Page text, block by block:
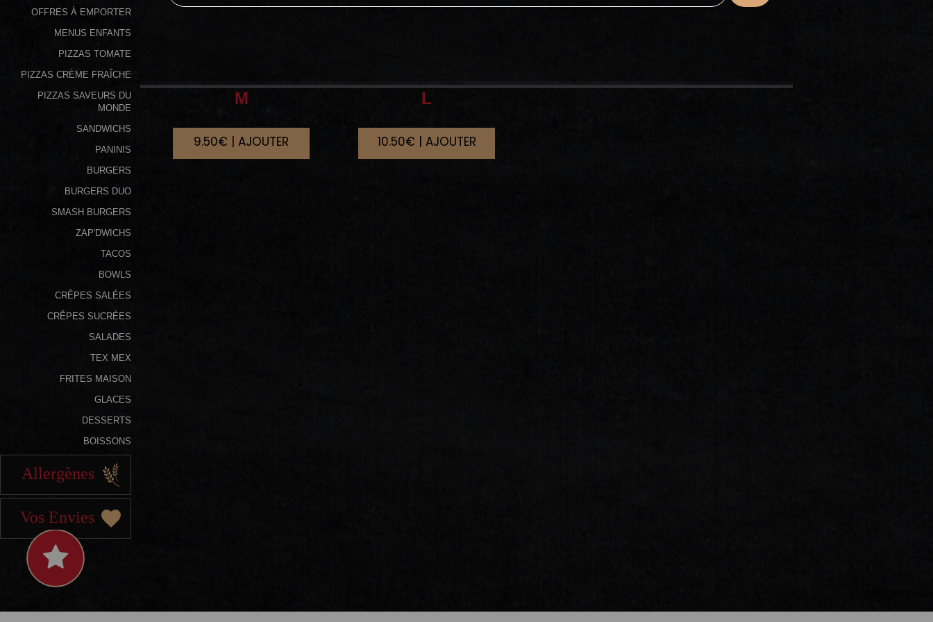
Fidélité
Vos
Avis
Zones
Livraison
OFFRES À EMPORTER
MENUS ENFANTS
PIZZAS TOMATE
PIZZAS CRÈME FRAÎCHE
PIZZAS SAVEURS DU
MONDE
SANDWICHS
PANINIS
BURGERS
BURGERS DUO
SMASH BURGERS
ZAP'DWICHS
TACOS
BOWLS
CRÊPES SALÉES
CRÊPES SUCRÉES
SALADES
TEX MEX
FRITES MAISON
GLACES
DESSERTS
BOISSONS
Allergènes
Vos Envies
M
9.50€ | AJOUTER
L
10.50€ | AJOUTER